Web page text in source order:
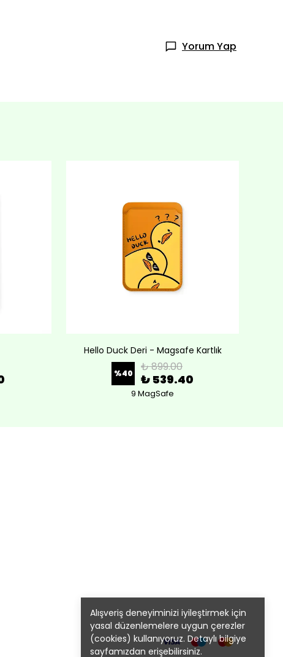
Alışveriş deneyiminizi iyileştirmek için
yasal düzenlemelere uygun çerezler
(cookies) kullanıyoruz. Detaylı bilgiye
sayfamızdan erişebilirsiniz.
Yorum Yap
Hello Duck Deri - Magsafe Kartlık
%40 ₺ 899.00
₺ 539.40
9 MagSafe